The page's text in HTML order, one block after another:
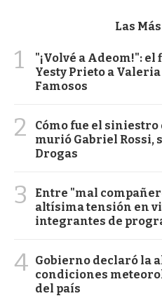
Las
1
"¡Volvé a Adeom!":
Yesty Prieto a
Famosos
2
Cómo fue el
murió Gabriel Rossi,
Drogas
3
Entre "mal
altísima tensión en
integrantes de
4 Gobierno declaró la
condiciones
del país